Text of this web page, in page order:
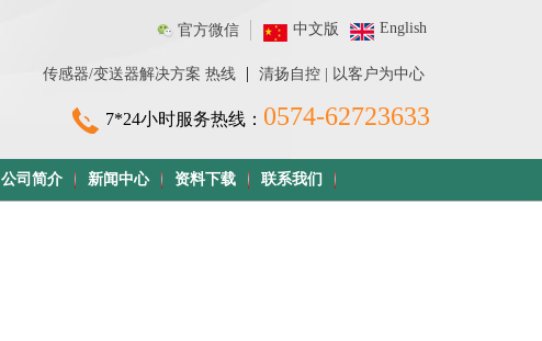
官方微信 中文版 English
传感器/变送器解决方案 热线 | 清扬自控 | 以客户为中心
7*24小时服务热线： 0574-62723633
公司简介 新闻中心 资料下载 联系我们